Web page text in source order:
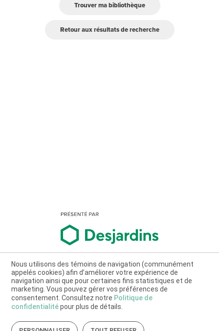
Trouver ma bibliothèque
Retour aux résultats de recherche
Nous utilisons des témoins de navigation (communément
appelés cookies) afin d’améliorer votre expérience de
navigation ainsi que pour certaines fins statistiques et de
marketing. Vous pouvez gérer vos préférences de
consentement. Consultez notre Politique de
confidentialitépour plus de détails.